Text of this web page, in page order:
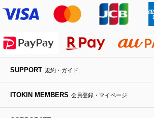
MK MICHEL KLEIN BAG
HIROKO KOSHINO
re:edition project 165
ライダースジャケット
デニムジャケット
ダウンジャケット・コート
その他のコート・ブルゾン
ハンカチ・バンダナ
手袋
チャーム・ストラップ
バックパック・リュック
ボディバッグ・メッセンジャーバッ
トラベルバッグ
ビジネスバッグ
フラットシューズ
ローファー
ドレスシューズ
サンダル・ミュール
カサブランカ・カラー
ラナンキュラス
ポプリアレンジ＆フレグランス
SUPPORT 規約・ガイド
ITOKIN MEMBERS 会員登録・マイページ